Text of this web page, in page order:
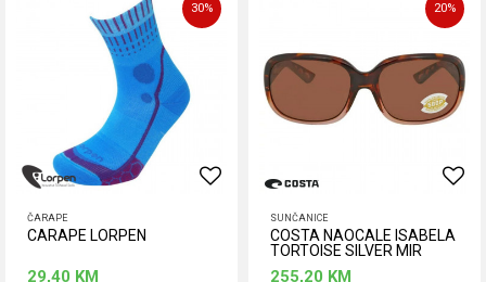
30%
ČARAPE
CARAPE LORPEN
29,40 KM
20%
SUNČANICE
COSTA NAOCALE ISABELA
TORTOISE SILVER MIR
255,20 KM